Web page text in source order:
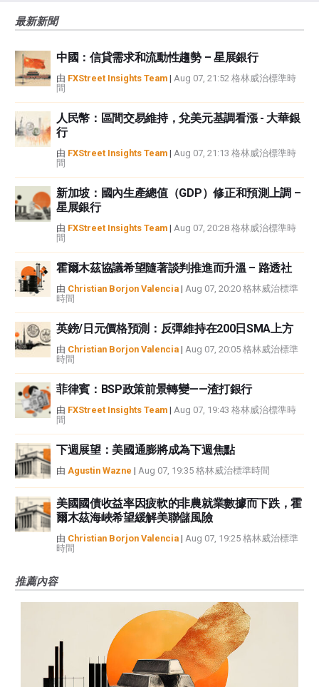
觀點，並不代表FXStreet或其廣告商的官方政策或立場。作者不對本頁連結的
如果文章正文中沒有明確提到，在撰寫本文時，作者在本文中提到的任何股票
中都沒有頭寸，也沒有與文中提到的任何公司有業務關係。除了FXStreet，作
者沒有收到撰寫這篇文章的報酬。
FXStreet和作者不提供個性化的建議。作者對該資訊的準確性、完整性或適用
性不作任何陳述。FXStreet和作者將不承擔任何錯誤，遺漏或任何損失，傷害
或損害由此資訊及其顯示或使用引起的。錯誤和遺漏除外。本文作者和
FXStreet並非註冊投資顧問，本文內容無意提供任何投資建議。
最新新聞
中國：信貸需求和流動性趨勢 – 星展銀行
由 FXStreet Insights Team | Aug 07, 21:52 格林威治標準時
間
人民幣：區間交易維持，兌美元基調看漲 - 大華銀
行
由 FXStreet Insights Team | Aug 07, 21:13 格林威治標準時
間
新加坡：國內生產總值（GDP）修正和預測上調 –
星展銀行
由 FXStreet Insights Team | Aug 07, 20:28 格林威治標準時
間
霍爾木茲協議希望隨著談判推進而升溫 – 路透社
由 Christian Borjon Valencia | Aug 07, 20:20 格林威治標準
時間
英鎊/日元價格預測：反彈維持在200日SMA上方
由 Christian Borjon Valencia | Aug 07, 20:05 格林威治標準
時間
菲律賓：BSP政策前景轉變——渣打銀行
由 FXStreet Insights Team | Aug 07, 19:43 格林威治標準時
間
下週展望：美國通膨將成為下週焦點
由 Agustin Wazne | Aug 07, 19:35 格林威治標準時間
美國國債收益率因疲軟的非農就業數據而下跌，霍
爾木茲海峽希望緩解美聯儲風險
由 Christian Borjon Valencia | Aug 07, 19:25 格林威治標準
時間
推薦內容